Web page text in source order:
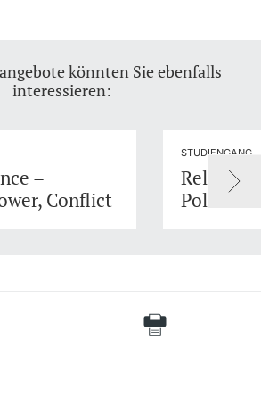
könnten Sie ebenfalls
interessieren:
–
Conflict
STUDIENGANG
Politik